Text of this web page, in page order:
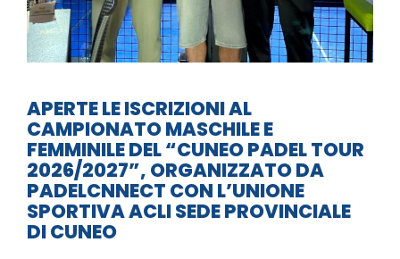
APERTE LE ISCRIZIONI AL
CAMPIONATO MASCHILE E
FEMMINILE DEL “CUNEO PADEL TOUR
2026/2027”, ORGANIZZATO DA
PADELCNNECT CON L’UNIONE
SPORTIVA ACLI SEDE PROVINCIALE
DI CUNEO